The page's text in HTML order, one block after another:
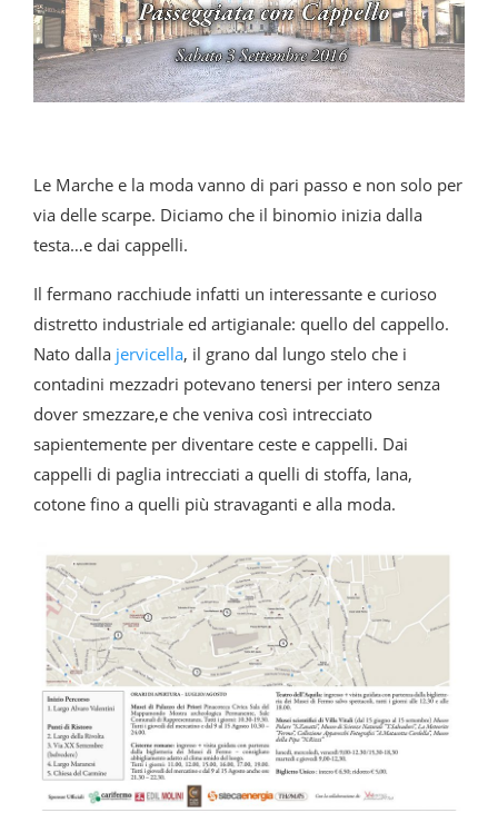
Le Marche e la moda vanno di pari passo e non solo per
via delle scarpe. Diciamo che il binomio inizia dalla
testa…e dai cappelli.
Il fermano racchiude infatti un interessante e curioso
distretto industriale ed artigianale: quello del cappello.
Nato dalla jervicella, il grano dal lungo stelo che i
contadini mezzadri potevano tenersi per intero senza
dover smezzare,e che veniva così intrecciato
sapientemente per diventare ceste e cappelli. Dai
cappelli di paglia intrecciati a quelli di stoffa, lana,
cotone fino a quelli più stravaganti e alla moda.